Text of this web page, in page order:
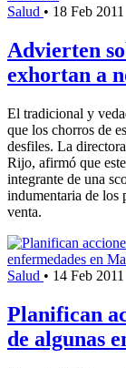
Salud • 18 Feb 2011
Advierten
exhortan a
El tradicional y
que los chorros de
desfiles. La
Rijo, afirmó que
integrante de una
indumentaria de los
venta.
Salud • 14 Feb 2011
Planifican
de algunas